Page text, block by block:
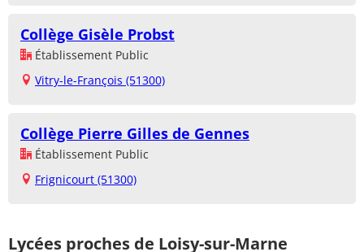
Collège Gisèle Probst
Établissement Public
Vitry-le-François (51300)
Collège Pierre Gilles de Gennes
Établissement Public
Frignicourt (51300)
Lycées proches de Loisy-sur-Marne